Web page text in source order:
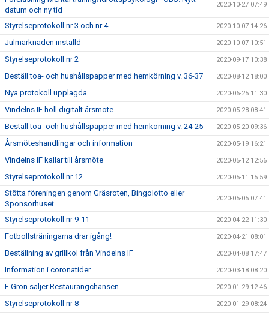
datum och ny tid
2020-10-27 07:49
Styrelseprotokoll nr 3 och nr 4 2020-10-07 14:26
Julmarknaden inställd 2020-10-07 10:51
Styrelseprotokoll nr 2 2020-09-17 10:38
Beställ toa- och hushållspapper med hemkörning v. 36-37 2020-08-12 18:00
Nya protokoll upplagda 2020-06-25 11:30
Vindelns IF höll digitalt årsmöte 2020-05-28 08:41
Beställ toa- och hushållspapper med hemkörning v. 24-25 2020-05-20 09:36
Årsmöteshandlingar och information 2020-05-19 16:21
Vindelns IF kallar till årsmöte 2020-05-12 12:56
Styrelseprotokoll nr 12 2020-05-11 15:59
Stötta föreningen genom Gräsroten, Bingolotto eller
Sponsorhuset
2020-05-05 07:41
Styrelseprotokoll nr 9-11 2020-04-22 11:30
Fotbollsträningarna drar igång! 2020-04-21 08:01
Beställning av grillkol från Vindelns IF 2020-04-08 17:47
Information i coronatider 2020-03-18 08:20
F Grön säljer Restaurangchansen 2020-01-29 12:46
Styrelseprotokoll nr 8 2020-01-29 08:24